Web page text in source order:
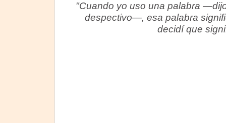
"Cuando yo uso una palabra
despectivo—, esa palabra
decidí que